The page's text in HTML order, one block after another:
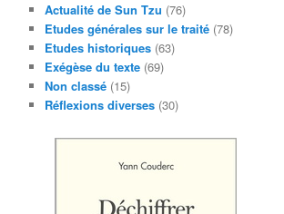
Actualité de Sun Tzu (76)
Etudes générales sur le traité (78)
Etudes historiques (63)
Exégèse du texte (69)
Non classé (15)
Réflexions diverses (30)